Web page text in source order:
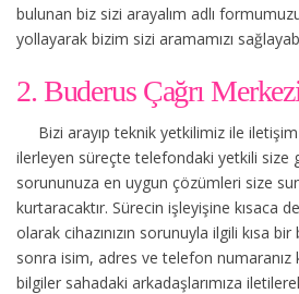
bulunan biz sizi arayalım adlı
yollayarak bizim sizi aramamızı
2. Buderus Çağrı
Bizi arayıp teknik yetkilimiz ile
ilerleyen süreçte telefondaki yetkili size
sorununuza en uygun çözümleri size
kurtaracaktır. Sürecin işleyişine kısaca
olarak cihazınızın sorunuyla ilgili kısa
sonra isim, adres ve telefon numaranız
bilgiler sahadaki arkadaşlarımıza